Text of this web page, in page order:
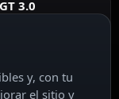
3.0
y, con tu
el sitio y